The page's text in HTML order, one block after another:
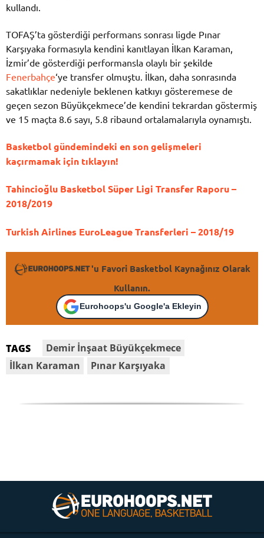
kullandı.
TOFAŞ’ta gösterdiği performans sonrası ligde Pınar
Karşıyaka formasıyla kendini kanıtlayan İlkan Karaman,
İzmir’de gösterdiği performansla olaylı bir şekilde
Fenerbahçe‘ye transfer olmuştu. İlkan, daha sonrasında
sakatlıklar nedeniyle beklenen katkıyı gösteremese de
geçen sezon Büyükçekmece’de kendini tekrardan göstermiş
ve 15 maçta 8.6 sayı, 5.8 ribaund ortalamalarıyla oynamıştı.
Basketbol gündemindeki en son gelişmeleri
kaçırmamak için tıklayın!
Tahincioğlu Basketbol Süper Ligi Transfer Raporu –
2018/2019
Turkish Airlines EuroLeague Transferleri – 2018/19
'u Favori Basketbol Kaynağınız Olarak
Kullanın.
Eurohoops'u Google'a Ekleyin
TAGS
Demir İnşaat Büyükçekmece
İlkan Karaman
Pınar Karşıyaka